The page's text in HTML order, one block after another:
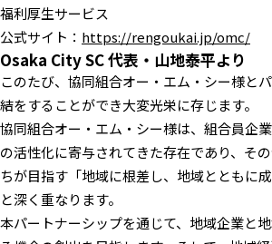
福利厚生サービス
公式サイト： https://rengoukai.jp/omc/
Osaka City SC 代表・山地泰平より
このたび、協同組合オー・エム・シー様と
結をすることができ大変光栄に存じます。
協同組合オー・エム・シー様は、組合員企
の活性化に寄与されてきた存在であり、そ
ちが目指す「地域に根差し、地域とともに
と深く重なります。
本パートナーシップを通じて、地域企業と